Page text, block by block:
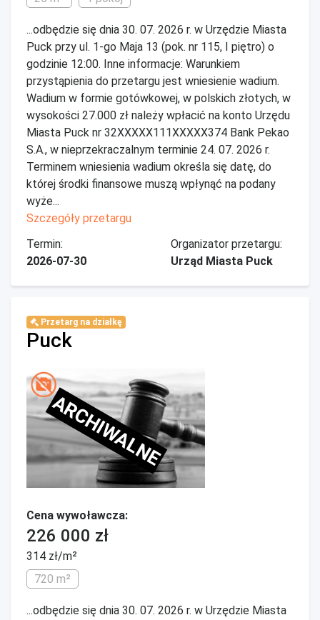
...odbędzie się dnia 30. 07. 2026 r. w Urzędzie Miasta
Puck przy ul. 1-go Maja 13 (pok. nr 115, I piętro) o
godzinie 12:00. Inne informacje: Warunkiem
przystąpienia do przetargu jest wniesienie wadium.
Wadium w formie gotówkowej, w polskich złotych, w
wysokości 27.000 zł należy wpłacić na konto Urzędu
Miasta Puck nr 32XXXXX111XXXXX374 Bank Pekao
S.A., w nieprzekraczalnym terminie 24. 07. 2026 r.
Terminem wniesienia wadium określa się datę, do
której środki finansowe muszą wpłynąć na podany
wyże...
Szczegóły przetargu
Termin:
2026-07-30
Organizator przetargu:
Urząd Miasta Puck
Przetarg na działkę
Puck
ARCHIWALNE
Cena wywoławcza:
226 000 zł
314 zł/m²
720 m²
...odbędzie się dnia 30. 07. 2026 r. w Urzędzie Miasta